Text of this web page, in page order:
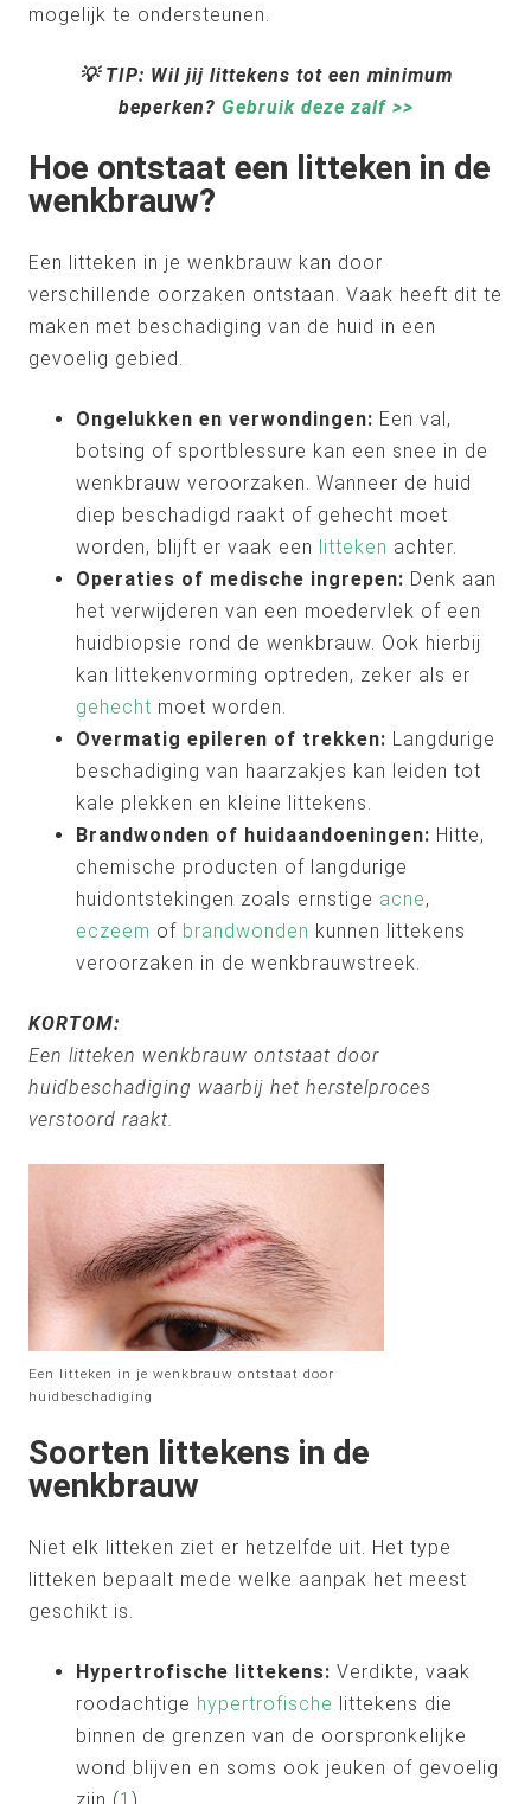
mogelijk te ondersteunen.
💡 TIP: Wil jij littekens tot een minimum
beperken? Gebruik deze zalf >>
Hoe ontstaat een litteken in de
wenkbrauw?
Een litteken in je wenkbrauw kan door
verschillende oorzaken ontstaan. Vaak heeft dit te
maken met beschadiging van de huid in een
gevoelig gebied.
Ongelukken en verwondingen: Een val,
botsing of sportblessure kan een snee in de
wenkbrauw veroorzaken. Wanneer de huid
diep beschadigd raakt of gehecht moet
worden, blijft er vaak een litteken achter.
Operaties of medische ingrepen: Denk aan
het verwijderen van een moedervlek of een
huidbiopsie rond de wenkbrauw. Ook hierbij
kan littekenvorming optreden, zeker als er
gehecht moet worden.
Overmatig epileren of trekken: Langdurige
beschadiging van haarzakjes kan leiden tot
kale plekken en kleine littekens.
Brandwonden of huidaandoeningen: Hitte,
chemische producten of langdurige
huidontstekingen zoals ernstige acne,
eczeem of brandwonden kunnen littekens
veroorzaken in de wenkbrauwstreek.
KORTOM:
Een litteken wenkbrauw ontstaat door
huidbeschadiging waarbij het herstelproces
verstoord raakt.
Een litteken in je wenkbrauw ontstaat door
huidbeschadiging
Soorten littekens in de
wenkbrauw
Niet elk litteken ziet er hetzelfde uit. Het type
litteken bepaalt mede welke aanpak het meest
geschikt is.
Hypertrofische littekens: Verdikte, vaak
roodachtige hypertrofische littekens die
binnen de grenzen van de oorspronkelijke
wond blijven en soms ook jeuken of gevoelig